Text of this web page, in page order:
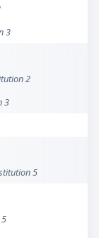
3
2
3
5